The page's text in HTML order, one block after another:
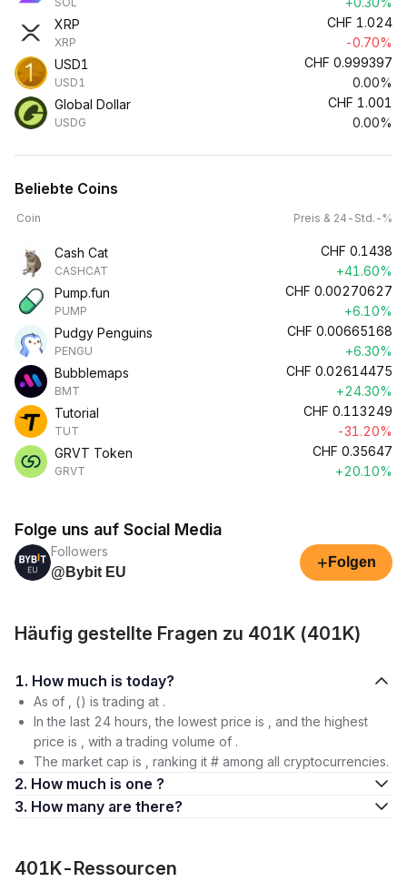
XRP
XRP
CHF 1.024
-0.70%
USD1
USD1
CHF 0.999397
0.00%
Global Dollar
USDG
CHF 1.001
0.00%
Beliebte Coins
Coin Preis & 24-Std.-%
Cash Cat
CASHCAT
CHF 0.1438
+41.60%
Pump.fun
PUMP
CHF 0.00270627
+6.10%
Pudgy Penguins
PENGU
CHF 0.00665168
+6.30%
Bubblemaps
BMT
CHF 0.02614475
+24.30%
Tutorial
TUT
CHF 0.113249
-31.20%
GRVT Token
GRVT
CHF 0.35647
+20.10%
Folge uns auf Social Media
Followers
@Bybit EU
+ Folgen
Häufig gestellte Fragen zu 401K (401K)
1. How much is today?
As of , () is trading at .
In the last 24 hours, the lowest price is , and the highest
price is , with a trading volume of .
The market cap is , ranking it # among all cryptocurrencies.
2. How much is one ?
3. How many are there?
401K-Ressourcen